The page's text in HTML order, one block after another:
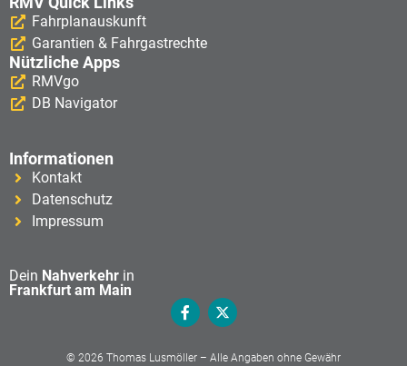
Fahrplanauskunft
Garantien & Fahrgastrechte
Nützliche Apps
RMVgo
DB Navigator
Informationen
Kontakt
Datenschutz
Impressum
Dein Nahverkehr in
Frankfurt am Main
© 2026 Thomas Lusmöller – Alle Angaben ohne Gewähr